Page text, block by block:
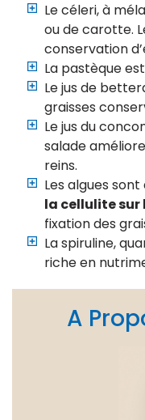
Le céleri, à
ou de carotte.
conservation
La pastèque
Le jus de
graisses
Le jus du
salade
reins.
Les algues
la cellulite sur
fixation des
La spiruline,
riche en
A